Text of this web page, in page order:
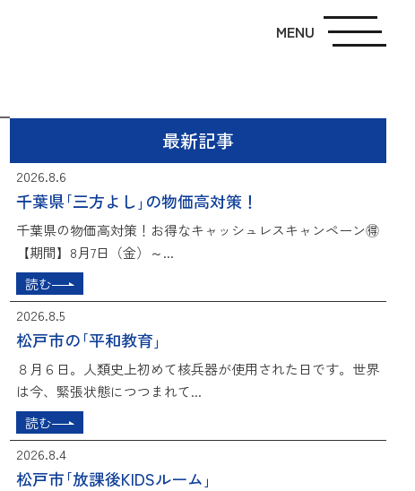
MENU
最新記事
2026.8.6
千葉県｢三方よし｣の物価高対策！
千葉県の物価高対策！お得なキャッシュレスキャンペーン🉐
【期間】8月7日（金）～...
読む
2026.8.5
松戸市の｢平和教育｣
８月６日。人類史上初めて核兵器が使用された日です。世界
は今、緊張状態につつまれて...
読む
2026.8.4
松戸市｢放課後KIDSルーム｣